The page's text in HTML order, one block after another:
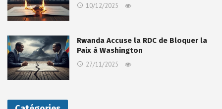
10/12/2025
Rwanda Accuse la RDC de Bloquer la
Paix à Washington
27/11/2025